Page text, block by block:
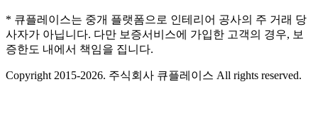
* 큐플레이스는 중개 플랫폼으로 인테리어 공사의 주 거래 당
사자가 아닙니다. 다만 보증서비스에 가입한 고객의 경우, 보
증한도 내에서 책임을 집니다.
Copyright 2015-2026. 주식회사 큐플레이스 All rights reserved.